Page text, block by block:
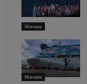
Nieuws
Nieuws